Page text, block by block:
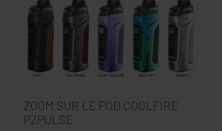
ZOOM SUR LE POD COOLFIRE
PZPULSE